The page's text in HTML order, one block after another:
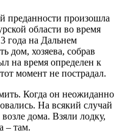
преданности произошла
области во время
года на Дальнем
дом, хозяева, собрав
на время определен к
момент не пострадал.
Когда он неожиданно
На всякий случай
дома. Взяли лодку,
– там.